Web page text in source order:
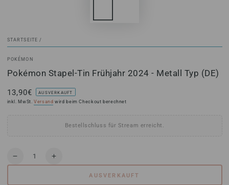
STARTSEITE /
POKÉMON
Pokémon Stapel-Tin Frühjahr 2024 - Metall Typ (DE)
Regulärer
Preis
13,90€
AUSVERKAUFT
inkl. MwSt.Versand wird beim Checkout berechnet
Bestellschluss für Stream erreicht.
Verringere
Erhöhe
AUSVERKAUFT